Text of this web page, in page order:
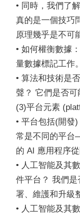
• 同時，我們了
真的是一個技巧
原理幾乎是不可
• 如何權衡數據
量數據標記工作
• 算法和技術是
聲？ 它們是否可
(3)平台元素
• 平台包括(開發
常是不同的平台
的 AI 應用程序
• 人工智能及其
件平台？ 我們
署、維護和升級
• 人工智能及其